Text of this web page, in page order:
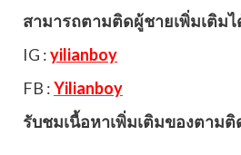
สามารถตามติดผู้ชายเพิ่มเติม
IG :yilianboy
FB :Yilianboy
รับชมเนื้อหาเพิ่มเติมของตามติ